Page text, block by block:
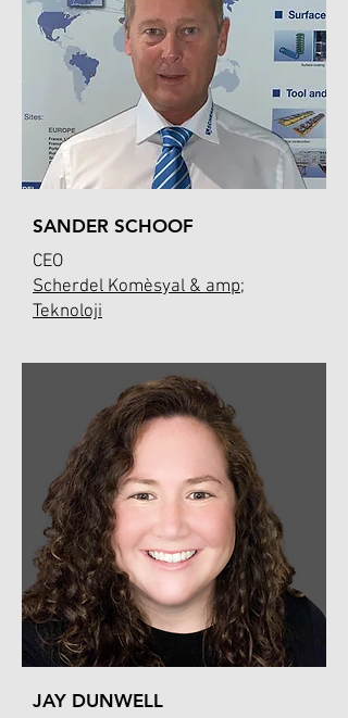
SANDER SCHOOF
CEO
Scherdel Komèsyal & amp;
Teknoloji
JAY DUNWELL